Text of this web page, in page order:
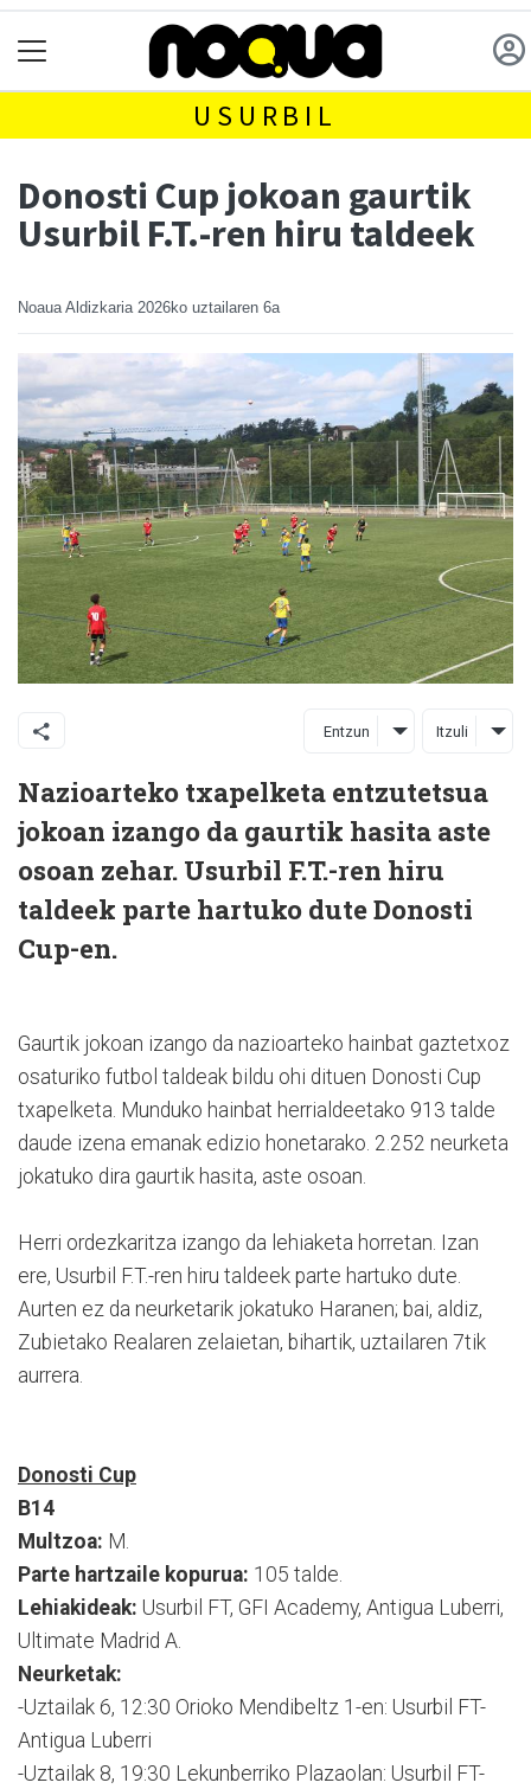
USURBIL
Donosti Cup jokoan gaurtik
Usurbil F.T.-ren hiru taldeek
Noaua Aldizkaria 2026ko uztailaren 6a
Entzun Itzuli
Nazioarteko txapelketa entzutetsua
jokoan izango da gaurtik hasita aste
osoan zehar. Usurbil F.T.-ren hiru
taldeek parte hartuko dute Donosti
Cup-en.
Gaurtik jokoan izango da nazioarteko hainbat gaztetxoz
osaturiko futbol taldeak bildu ohi dituen Donosti Cup
txapelketa. Munduko hainbat herrialdeetako 913 talde
daude izena emanak edizio honetarako. 2.252 neurketa
jokatuko dira gaurtik hasita, aste osoan.
Herri ordezkaritza izango da lehiaketa horretan. Izan
ere, Usurbil F.T.-ren hiru taldeek parte hartuko dute.
Aurten ez da neurketarik jokatuko Haranen; bai, aldiz,
Zubietako Realaren zelaietan, bihartik, uztailaren 7tik
aurrera.
Donosti Cup
B14
Multzoa: M.
Parte hartzaile kopurua: 105 talde.
Lehiakideak: Usurbil FT, GFI Academy, Antigua Luberri,
Ultimate Madrid A.
Neurketak:
-Uztailak 6, 12:30 Orioko Mendibeltz 1-en: Usurbil FT-
Antigua Luberri
-Uztailak 8, 19:30 Lekunberriko Plazaolan: Usurbil FT-